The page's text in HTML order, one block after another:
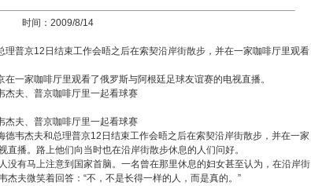
时间：2009/8/14
普京12日结束工作会晤之后在索契沿岸街散步，并在一家咖啡厅里观看
一家咖啡厅里观看了俄罗斯与阿根廷足球友谊赛的电视直播。
杰夫、普京咖啡厅里一起看球赛
杰夫、普京咖啡厅里一起看球赛
韦杰夫和总理普京12日结束工作会晤之后在索契沿岸街散步，并在一家
播。路上他们向当时也在沿岸街散步休息的人们问好。
没有马上注意到国家首脑。一名曾在那里休息的妇女甚至认为，在沿岸街
夫微笑着回答：“不，不是长得一样的人，而是真的。”